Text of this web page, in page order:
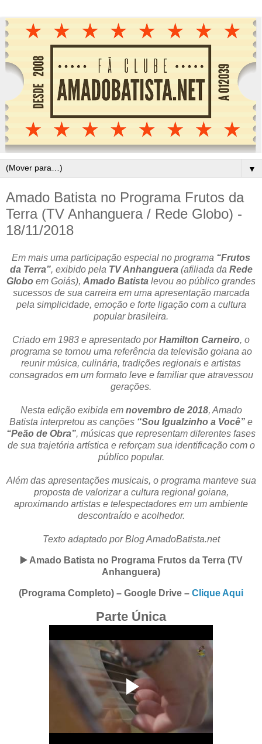
▼
Amado Batista no Programa Frutos da
Terra (TV Anhanguera / Rede Globo) -
18/11/2018
Em mais uma participação especial no programa “Frutos
da Terra”, exibido pela TV Anhanguera (afiliada da Rede
Globo em Goiás), Amado Batista levou ao público grandes
sucessos de sua carreira em uma apresentação marcada
pela simplicidade, emoção e forte ligação com a cultura
popular brasileira.
Criado em 1983 e apresentado porHamilton Carneiro, o
programa se tornou uma referência da televisão goiana ao
reunir música, culinária, tradições regionais e artistas
consagrados em um formato leve e familiar que atravessou
gerações.
Nesta edição exibida em novembro de 2018, Amado
Batista interpretou as canções “Sou Igualzinho a Você” e
“Peão de Obra”, músicas que representam diferentes fases
de sua trajetória artística e reforçam sua identificação com o
público popular.
Além das apresentações musicais, o programa manteve sua
proposta de valorizar a cultura regional goiana,
aproximando artistas e telespectadores em um ambiente
descontraído e acolhedor.
Texto adaptado por Blog AmadoBatista.net
▶️ Amado Batista no Programa Frutos da Terra (TV
Anhanguera)
(Programa Completo) – Google Drive – Clique Aqui
Parte Única